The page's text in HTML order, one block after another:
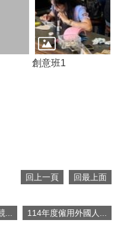
創意班1
回上一頁 回最上面
114年度僱用外國人...